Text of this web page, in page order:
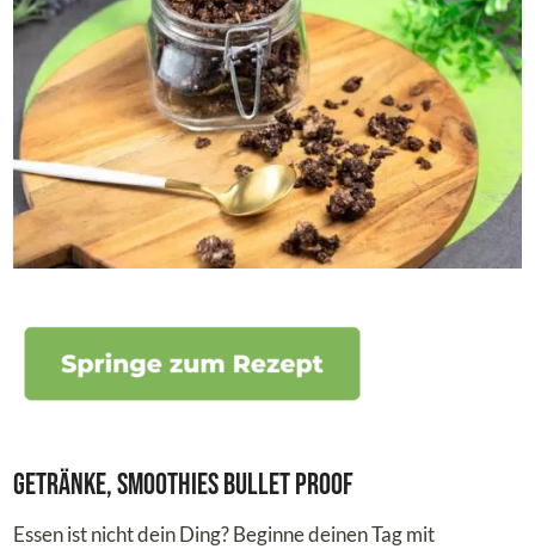
Getränke, Smoothies Bullet Proof
Essen ist nicht dein Ding? Beginne deinen Tag mit